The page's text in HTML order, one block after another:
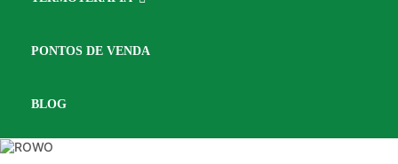
PONTOS DE VENDA
BLOG